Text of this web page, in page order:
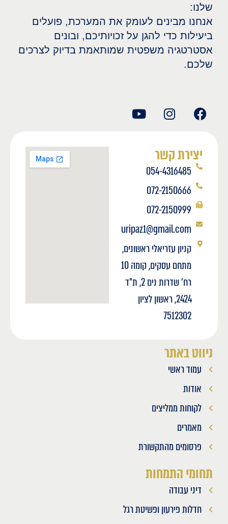
שלנו:
אנחנו מבינים לעומק את המערכת, פועלים
ביעילות כדי להגן על זכויותיכם, ובונים
אסטרטגיה משפטית שמותאמת בדיוק לצרכים
שלכם.
ניווט באתר
עמוד ראשי
אודות
לקוחות ממליצים
מאמרים
פרסומים מהתקשורת
תחומי התמחות
דיני עבודה
חדלות פירעון ופשיטת רגל
יצירת קשר
054-4316485
072-2150666
072-2150999
uripaz1@gmail.com
קניון עזריאלי ראשונים,
מתחם עסקים, קומה 10
רח' שדרות נים 2, ת"ד
2424, ראשון לציון
7512302